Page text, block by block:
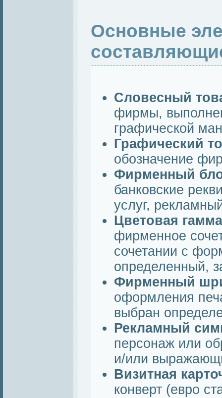
Основные
Словесный
фирмы,
графической
Графический
обозначение
Фирменный
банковские
услуг,
Цветовая гамма
фирменное
сочетании с
определенный,
Фирменный
оформления
выбран
Рекламный
персонаж или
и/или
Визитная
конверт (евро